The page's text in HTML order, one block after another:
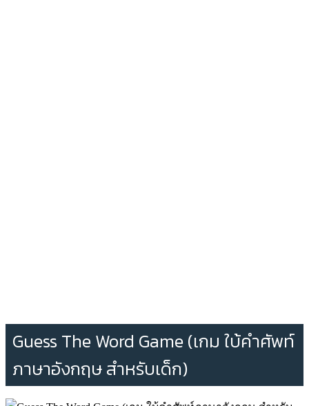
Guess The Word Game (เกม ใบ้คำศัพท์
ภาษาอังกฤษ สำหรับเด็ก)